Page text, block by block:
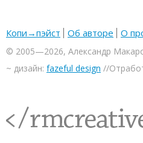
Копи→пэйст Об авторе О
© 2005—2026, Александр
~ дизайн: fazeful design //
<rmcreative/>